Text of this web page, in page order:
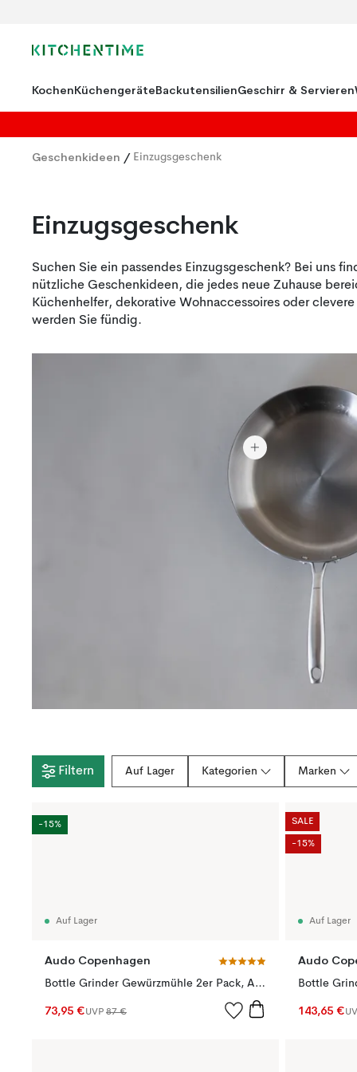
KochenKüchengeräteBackutensilienGeschirr & Servieren
Geschenkideen / Einzugsgeschenk
Einzugsgeschenk
Suchen Sie ein passendes Einzugsgeschenk? Bei uns
nützliche Geschenkideen, die jedes neue Zuhause
Küchenhelfer, dekorative Wohnaccessoires oder
werden Sie fündig.
65,94 €
Filtern Auf Lager Kategorien Marken
Auf Lager
Audo Copenhagen
Bottle Grinder Gewürzmühle 2er Pack, Ash-carbon (Buchen Deckel)
73,95 €UVP 87 €
-15%
Auf Lager
Audo
143,65 €
SALE
-15%